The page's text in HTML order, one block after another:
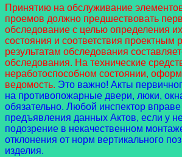
Принятию на обслуживание
проемов должно предшествовать
обследование с целью определения их
состояния и соответствия
результатам обследования
обследования. На технические
неработоспособном состоянии,
ведомость. Это важно! Акты
на противопожарные двери, люки,
обязательно. Любой инспектор
предъявления данных Актов, если у
подозрение в некачественном
отклонения от норм вертикального
изделия.